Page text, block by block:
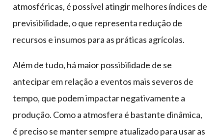
atmosféricas, é possível atingir melhores índices de
previsibilidade, o que representa redução de
recursos e insumos para as práticas agrícolas.
Além de tudo, há maior possibilidade de se
antecipar em relação a eventos mais severos de
tempo, que podem impactar negativamente a
produção. Como a atmosfera é bastante dinâmica,
é preciso se manter sempre atualizado para usar as